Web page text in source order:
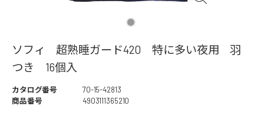
ソフィ 超熟睡ガード420 特に多い夜用 羽
つき 16個入
カタログ番号
70-15-42813
商品番号
4903111365210